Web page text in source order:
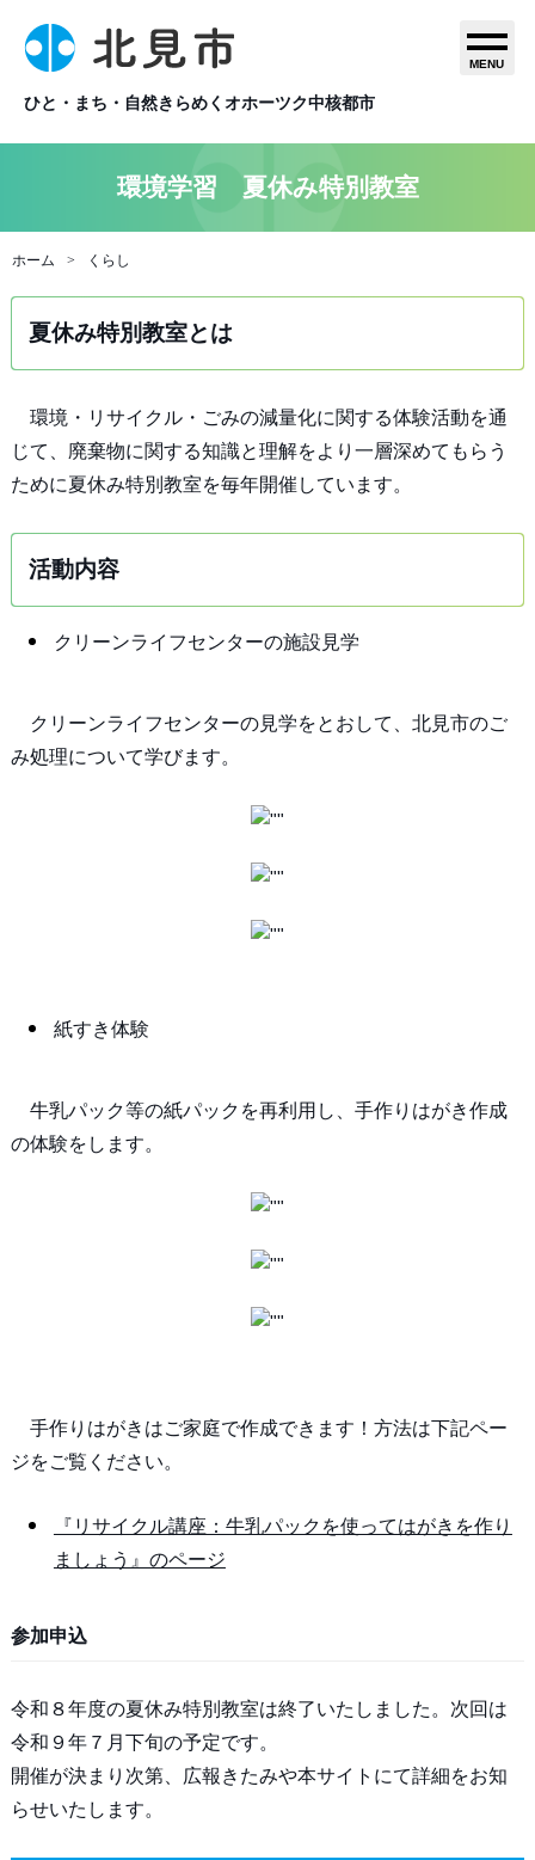
ひと・まち・自然きらめくオホーツク中核都市
MENU
環境学習 夏休み特別教室
ホーム くらし
夏休み特別教室とは
環境・リサイクル・ごみの減量化に関する体験活動を通
じて、廃棄物に関する知識と理解をより一層深めてもらう
ために夏休み特別教室を毎年開催しています。
活動内容
クリーンライフセンターの施設見学
クリーンライフセンターの見学をとおして、北見市のご
み処理について学びます。
紙すき体験
牛乳パック等の紙パックを再利用し、手作りはがき作成
の体験をします。
手作りはがきはご家庭で作成できます！方法は下記ペー
ジをご覧ください。
『リサイクル講座：牛乳パックを使ってはがきを作り
ましょう』のページ
参加申込
令和８年度の夏休み特別教室は終了いたしました。次回は
令和９年７月下旬の予定です。
開催が決まり次第、広報きたみや本サイトにて詳細をお知
らせいたします。